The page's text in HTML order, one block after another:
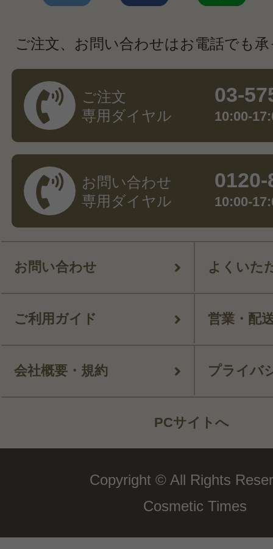
ご注文、お問い合わせはお電話でも
ご注文
専用ダイヤル
03-
10:00-
お問い合わせ
専用ダイヤル
10:00-
お問い合わせ よくいた
ご利用ガイド 営業・配
会社概要・規約 プライバ
PCサイトへ
Copyright © All Rights
Cosmetic Times